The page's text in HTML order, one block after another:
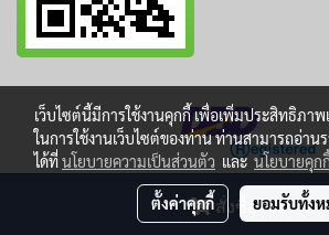
สั่งซื้อสินค้า
© Copyright 2016 All Rights Reserved by
เว็บไซต์นี้มีการใช้งานคุกกี้ เพื่อเพิ่มประสิทธิภา
ในการใช้งานเว็บไซต์ของท่าน ท่านสามารถอ่าน
ได้ที่นโยบายความเป็นส่วนตัว และ นโยบายคุกกี้
ตั้งค่าคุกกี้ ยอมรับทั้ง